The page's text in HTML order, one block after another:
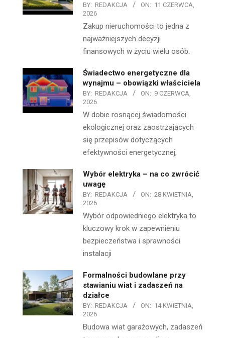
BY: REDAKCJA ON: 11 CZERWCA,
2026
Zakup nieruchomości to jedna z
najważniejszych decyzji
finansowych w życiu wielu osób.
Świadectwo energetyczne dla
wynajmu – obowiązki właściciela
BY: REDAKCJA ON: 9 CZERWCA,
2026
W dobie rosnącej świadomości
ekologicznej oraz zaostrzających
się przepisów dotyczących
efektywności energetycznej,
Wybór elektryka – na co zwrócić
uwagę
BY: REDAKCJA ON: 28 KWIETNIA,
2026
Wybór odpowiedniego elektryka to
kluczowy krok w zapewnieniu
bezpieczeństwa i sprawności
instalacji
Formalności budowlane przy
stawianiu wiat i zadaszeń na
działce
BY: REDAKCJA ON: 14 KWIETNIA,
2026
Budowa wiat garażowych, zadaszeń